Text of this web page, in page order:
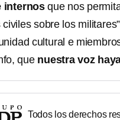
internosque nos
sobre los
cultural e
que nuestra voz
Todos los derechos